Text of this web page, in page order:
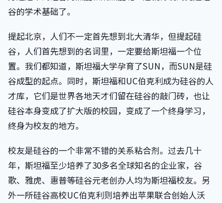
谷的学术基础了。
提起北京，人们不一定首先想到北大清华，但提起硅
谷，人们首先想到的名词里，一定要给斯坦福一个位
置。我们都知道，斯坦福大学孕育了SUN，而SUN是硅
谷成型的起点。同时，斯坦福和UC伯克利成为硅谷的人
才库，它们是世界各地天才们留在硅谷的敲门砖，也让
硅谷本身变成了扩大版的校园，变成了一个终身学习，
终身为校友的地方。
校友是硅谷的一个非常不错的关系粘合剂。过去几十
年，斯坦福至少培养了30多名全球知名的企业家，谷
歌、雅虎、惠普等硅谷元老创办人均为斯坦福校友。另
外一所硅谷高校UC伯克利则培养出苹果联合创始人沃